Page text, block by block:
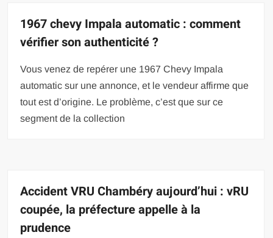
1967 chevy Impala automatic : comment
vérifier son authenticité ?
Vous venez de repérer une 1967 Chevy Impala
automatic sur une annonce, et le vendeur affirme que
tout est d’origine. Le problème, c’est que sur ce
segment de la collection
Accident VRU Chambéry aujourd’hui : vRU
coupée, la préfecture appelle à la
prudence